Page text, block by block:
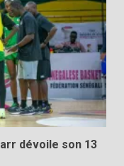
dévoile son 13